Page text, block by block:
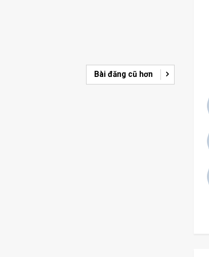
Bài đăng cũ hơn